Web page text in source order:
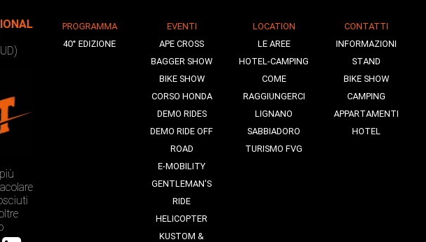
PROGRAMMA
40° EDIZIONE
EVENTI
APE CROSS
BAGGER SHOW
BIKE SHOW
CORSO HONDA
DEMO RIDES
DEMO RIDE OFF
ROAD
E-MOBILITY
GENTLEMAN'S
RIDE
HELICOPTER
KUSTOM &
LOCATION
LE AREE
HOTEL-CAMPING
COME
RAGGIUNGERCI
LIGNANO
SABBIADORO
TURISMO FVG
CONTATTI
INFORMAZIONI
STAND
BIKE SHOW
CAMPING
APPARTAMENTI
HOTEL